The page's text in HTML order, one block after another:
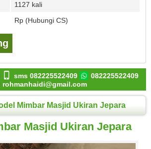
1127 kali
Rp (Hubungi CS)
sms 082225522409
082225522409
rohmanhaidi@gmail.com
Mimbar Masjid Ukiran Jepara
Masjid Ukiran Jepara